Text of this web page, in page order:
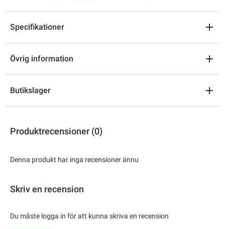
Specifikationer
Övrig information
Butikslager
Produktrecensioner (0)
Denna produkt har inga recensioner ännu
Skriv en recension
Du måste logga in för att kunna skriva en recension